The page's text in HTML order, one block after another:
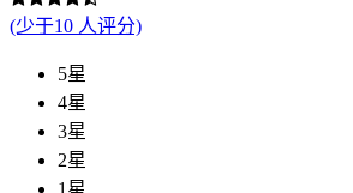
(少于10 人评分)
5星
4星
3星
2星
1星